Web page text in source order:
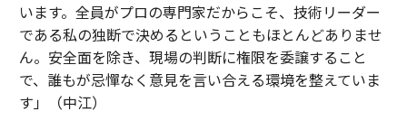
います。全員がプロの専門家だからこそ、技術リーダー
である私の独断で決めるということもほとんどありませ
ん。安全面を除き、現場の判断に権限を委譲すること
で、誰もが忌憚なく意見を言い合える環境を整えていま
す」（中江）